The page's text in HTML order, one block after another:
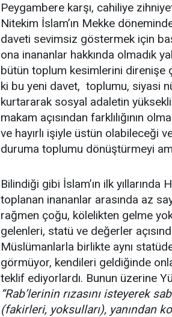
Peygambere karşı, cahiliye
Nitekim İslam’ın Mekke
daveti sevimsiz göstermek için
ona inananlar hakkında olmadık
bütün toplum kesimlerini direnişe
ki bu yeni davet, toplumu, siyasi
kurtararak sosyal adaletin
makam açısından farklılığının
ve hayırlı işiyle üstün olabileceği
duruma toplumu dönüştürmeyi
Bilindiği gibi İslam’ın ilk
toplanan inananlar arasında az
rağmen çoğu, kölelikten gelme
gelenleri, statü ve değerler
Müslümanlarla birlikte aynı
görmüyor, kendileri geldiğinde
teklif ediyorlardı. Bunun üzerine
“Rab’lerinin rızasını isteyerek
(fakirleri, yoksulları), yanından